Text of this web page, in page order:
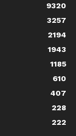
9320
3257
2194
1943
1185
610
407
228
222